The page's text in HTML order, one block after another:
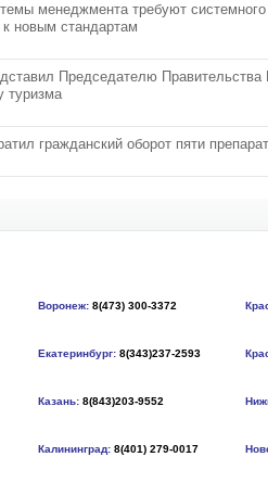
менеджмента требуют системного
к новым стандартам
Председателю
туризма
гражданский оборот пяти
Воронеж: 8(473) 300-3372
Екатеринбург: 8(343)237-2593
Казань: 8(843)203-9552
Калининград: 8(401) 279-0017